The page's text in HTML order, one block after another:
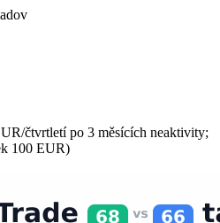
čtvrtletí po 3 měsících neaktivity;
100 EUR)